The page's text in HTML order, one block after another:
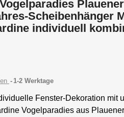
Scheibenhänger
individuell
1-2 Werktage
Fenster-Dekoration mit
Vogelparadies aus